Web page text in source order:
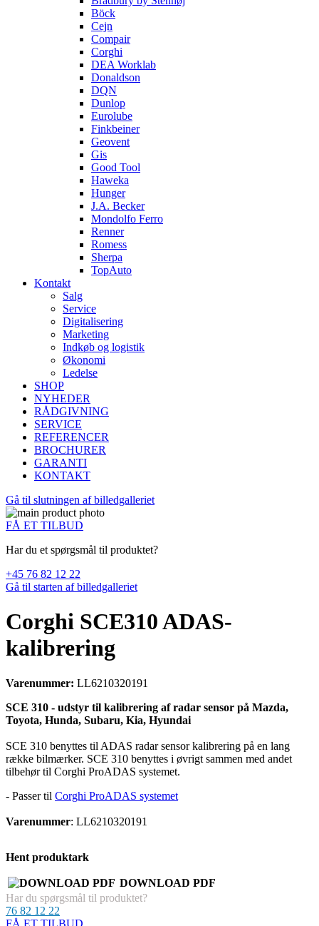
Böck
Cejn
Compair
Corghi
DEA Worklab
Donaldson
DQN
Dunlop
Eurolube
Finkbeiner
Geovent
Gis
Good Tool
Haweka
Hunger
J.A. Becker
Mondolfo Ferro
Renner
Romess
Sherpa
TopAuto
Kontakt
Salg
Service
Digitalisering
Marketing
Indkøb og logistik
Økonomi
Ledelse
SHOP
NYHEDER
RÅDGIVNING
SERVICE
REFERENCER
BROCHURER
GARANTI
KONTAKT
Gå til slutningen af billedgalleriet
FÅ ET TILBUD
Har du et spørgsmål til produktet?
+45 76 82 12 22
Gå til starten af billedgalleriet
Corghi SCE310 ADAS-
kalibrering
Varenummer: LL6210320191
SCE 310 - udstyr til kalibrering af radar sensor på Mazda,
Toyota, Hunda, Subaru, Kia, Hyundai
SCE 310 benyttes til ADAS radar sensor kalibrering på en lang
række bilmærker. SCE 310 benyttes i øvrigt sammen med andet
tilbehør til Corghi ProADAS systemet.
- Passer til Corghi ProADAS systemet
Varenummer: LL6210320191
Hent produktark
DOWNLOAD PDF
Har du spørgsmål til produktet?
76 82 12 22
FÅ ET TILBUD